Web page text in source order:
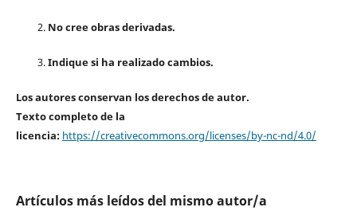
No cree obras derivadas.
Indique si ha realizado cambios.
Los autores conservan los derechos de autor.
Texto completo de la
licencia: https://creativecommons.org/licenses/by-nc-nd/4.0/
Artículos más leídos del mismo autor/a